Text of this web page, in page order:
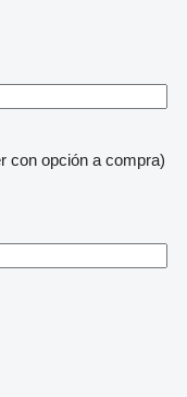
con opción a compra)